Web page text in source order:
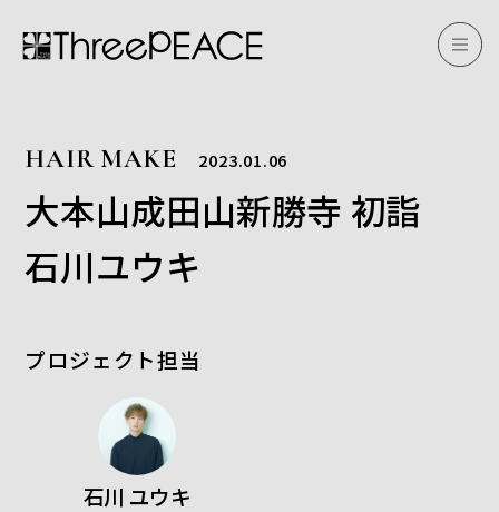
HAIR MAKE 2023.01.06
大本山成田山新勝寺 初詣
石川ユウキ
プロジェクト担当
石川 ユウキ